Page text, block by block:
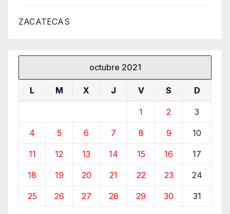
ZACATECAS
octubre 2021
L M X J V S D
1 2 3
4 5 6 7 8 9 10
11 12 13 14 15 16 17
18 19 20 21 22 23 24
25 26 27 28 29 30 31